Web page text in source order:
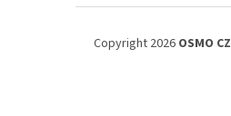
Copyright 2026 OSMO CZ